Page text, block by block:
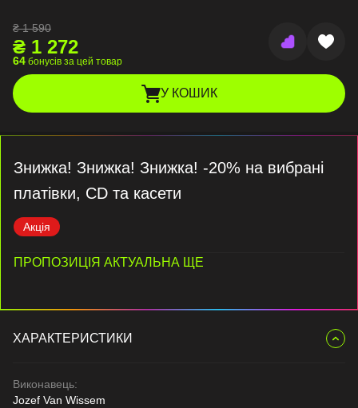
₴1 590
₴ 1 272
64 бонусів за цей товар
У КОШИК
Знижка! Знижка! Знижка! -20% на вибрані
платівки, CD та касети
Акція
ПРОПОЗИЦІЯ АКТУАЛЬНА ЩЕ
ХАРАКТЕРИСТИКИ
Виконавець:
Jozef Van Wissem